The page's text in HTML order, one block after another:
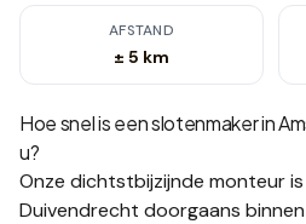
AFSTAND
± 5 km
Hoe snel is een slotenmaker in
u?
Onze dichtstbijzijnde monteur is
Duivendrecht doorgaans